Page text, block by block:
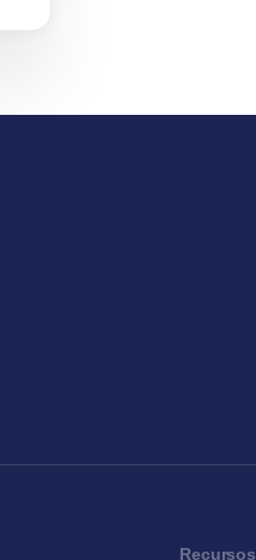
Recursos